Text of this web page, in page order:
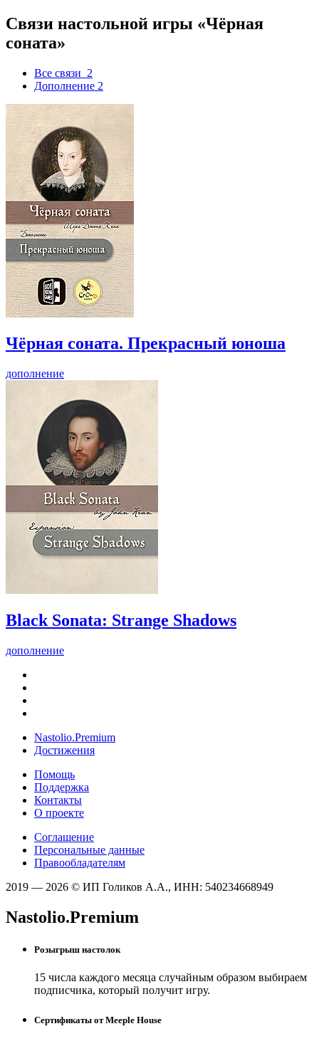
Связи настольной игры «Чёрная
соната»
Все связи 2
Дополнение 2
Чёрная соната. Прекрасный юноша
дополнение
Black Sonata: Strange Shadows
дополнение
Nastolio.Premium
Достижения
Помощь
Поддержка
Контакты
О проекте
Соглашение
Персональные данные
Правообладателям
2019 — 2026 © ИП Голиков А.А., ИНН: 540234668949
Nastolio.Premium
Розыгрыш настолок
15 числа каждого месяца случайным образом выбираем
подписчика, который получит игру.
Сертификаты от Meeple House